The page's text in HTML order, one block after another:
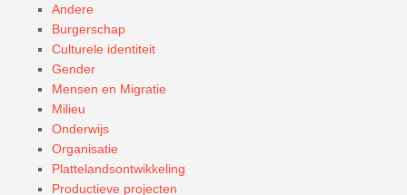
Andere
Burgerschap
Culturele identiteit
Gender
Mensen en Migratie
Milieu
Onderwijs
Organisatie
Plattelandsontwikkeling
Productieve projecten